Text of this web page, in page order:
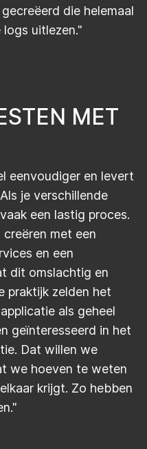
die helemaal
uitlezen."
STEN MET
eenvoudiger en levert
je verschillende
een lastig proces.
met een
en een
dit omslachtig en
praktijk zelden het
als geheel
geïnteresseerd in het
Dat willen we
we hoeven te weten
krijgt. Zo hebben